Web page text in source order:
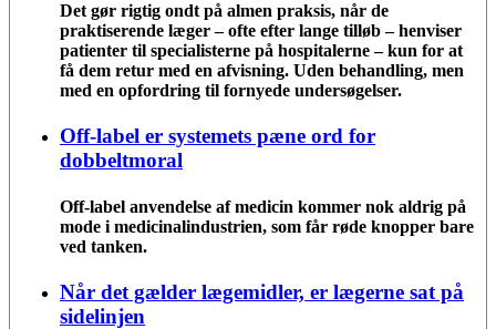
Det gør rigtig ondt på almen praksis, når de
praktiserende læger – ofte efter lange tilløb – henviser
patienter til specialisterne på hospitalerne – kun for at
få dem retur med en afvisning. Uden behandling, men
med en opfordring til fornyede undersøgelser.
Off-label er systemets pæne ord for
dobbeltmoral
Off-label anvendelse af medicin kommer nok aldrig på
mode i medicinalindustrien, som får røde knopper bare
ved tanken.
Når det gælder lægemidler, er lægerne sat på
sidelinjen